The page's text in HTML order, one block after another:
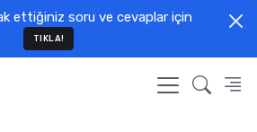
ettiğiniz soru ve cevaplar için
TIKLA!